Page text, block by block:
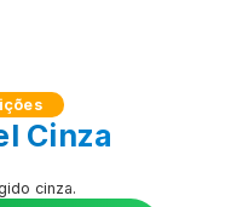
Cinza
cinza.